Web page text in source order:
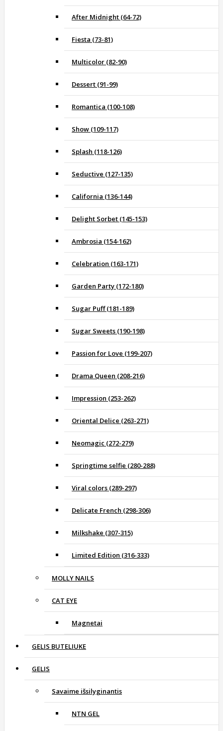
After Midnight (64-72)
Fiesta (73-81)
Multicolor (82-90)
Dessert (91-99)
Romantica (100-108)
Show (109-117)
Splash (118-126)
Seductive (127-135)
California (136-144)
Delight Sorbet (145-153)
Ambrosia (154-162)
Celebration (163-171)
Garden Party (172-180)
Sugar Puff (181-189)
Sugar Sweets (190-198)
Passion for Love (199-207)
Drama Queen (208-216)
Impression (253-262)
Oriental Delice (263-271)
Neomagic (272-279)
Springtime selfie (280-288)
Viral colors (289-297)
Delicate French (298-306)
Milkshake (307-315)
Limited Edition (316-333)
MOLLY NAILS
CAT EYE
Magnetai
GELIS BUTELIUKE
GELIS
Savaime išsilyginantis
NTN GEL